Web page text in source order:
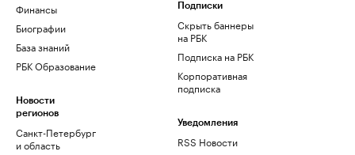
Финансы
Биографии
База знаний
РБК Образование
Новости
регионов
Санкт-Петербург
и область
Подписки
Скрыть баннеры
на РБК
Подписка на РБК
Корпоративная
подписка
Уведомления
RSS Новости